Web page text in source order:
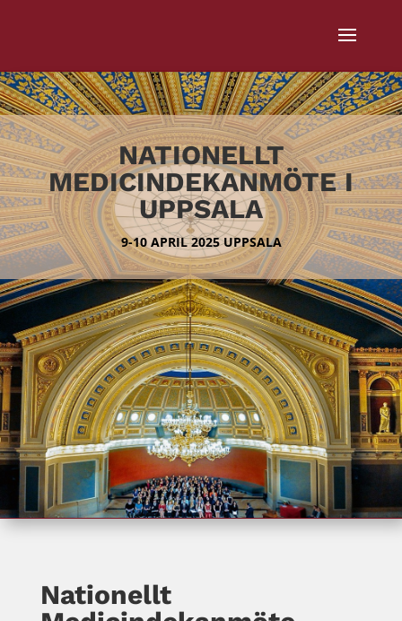
NATIONELLT
MEDICINDEKANMÖTE I
UPPSALA
9-10 APRIL 2025 UPPSALA
Nationellt